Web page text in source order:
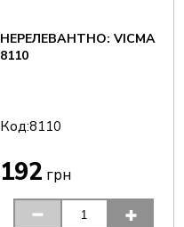
НЕРЕЛЕВАНТНО: VICMA
8110
Код:8110
192 грн